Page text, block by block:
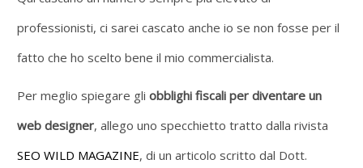
professionisti, ci sarei cascato anche io se non fosse per il
fatto che ho scelto bene il mio commercialista.
Per meglio spiegare gli obblighi fiscali per diventare un
web designer, allego uno specchietto tratto dalla rivista
SEO WILD MAGAZINE, di un articolo scritto dal Dott.